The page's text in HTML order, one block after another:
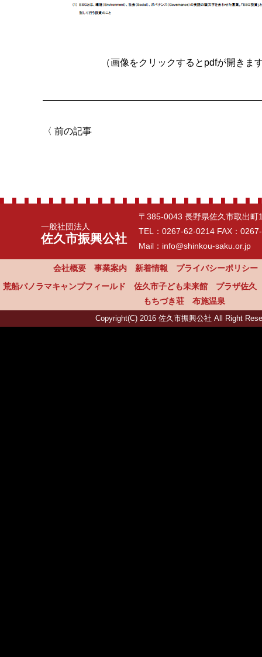
（画像をクリックするとpdfが開きま
〈 前の記事
一般社団法人
佐久市振興公社
〒385-0043 長野県佐久市取出町
TEL： 0267-62-0214 FAX：
Mail：info@shinkou-saku.or.jp
会社概要 事業案内 新着情報
プライバシーポリシー
荒船パノラマキャンプフィールド
佐久市子ども未来館
プラザ佐久
もちづき荘
布施温泉
Copyright(C) 2016 佐久市振興公社 All Right